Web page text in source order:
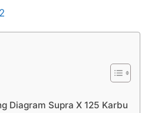
Diagram Supra X 125 Karbu